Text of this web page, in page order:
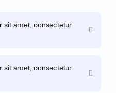
sit amet, consectetur
sit amet, consectetur